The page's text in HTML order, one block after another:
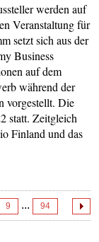
werden auf
Veranstaltung für
setzt sich aus der
Business
auf dem
während der
vorgestellt. Die
statt. Zeitgleich
Finland und das
9 ... 94